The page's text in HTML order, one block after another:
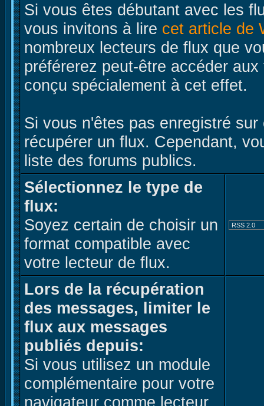
Si vous êtes débutant avec les
vous invitons à lire cet article de
nombreux lecteurs de flux que
préférerez peut-être accéder
conçu spécialement à cet effet.
Si vous n'êtes pas enregistré
récupérer un flux. Cependant,
liste des forums publics.
Sélectionnez le type de
flux:
Soyez certain de choisir un
format compatible avec
votre lecteur de flux.
Lors de la récupération
des messages, limiter le
flux aux messages
publiés depuis:
Si vous utilisez un module
complémentaire pour votre